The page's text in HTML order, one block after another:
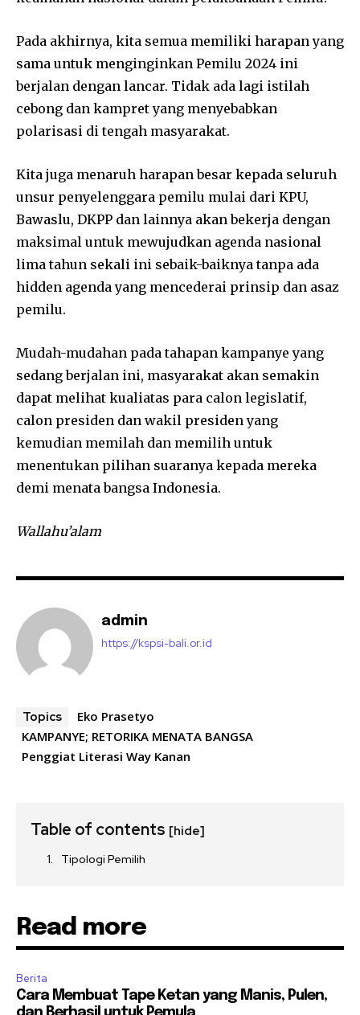
Pada akhirnya, kita semua memiliki harapan yang
sama untuk menginginkan Pemilu 2024 ini
berjalan dengan lancar. Tidak ada lagi istilah
cebong dan kampret yang menyebabkan
polarisasi di tengah masyarakat.
Kita juga menaruh harapan besar kepada seluruh
unsur penyelenggara pemilu mulai dari KPU,
Bawaslu, DKPP dan lainnya akan bekerja dengan
maksimal untuk mewujudkan agenda nasional
lima tahun sekali ini sebaik-baiknya tanpa ada
hidden agenda yang mencederai prinsip dan asaz
pemilu.
Mudah-mudahan pada tahapan kampanye yang
sedang berjalan ini, masyarakat akan semakin
dapat melihat kualiatas para calon legislatif,
calon presiden dan wakil presiden yang
kemudian memilah dan memilih untuk
menentukan pilihan suaranya kepada mereka
demi menata bangsa Indonesia.
Wallahu’alam
admin
https://kspsi-bali.or.id
Topics
Eko Prasetyo
KAMPANYE; RETORIKA MENATA BANGSA
Penggiat Literasi Way Kanan
Table of contents [hide]
Tipologi Pemilih
Read more
Berita
Cara Membuat Tape Ketan yang Manis, Pulen,